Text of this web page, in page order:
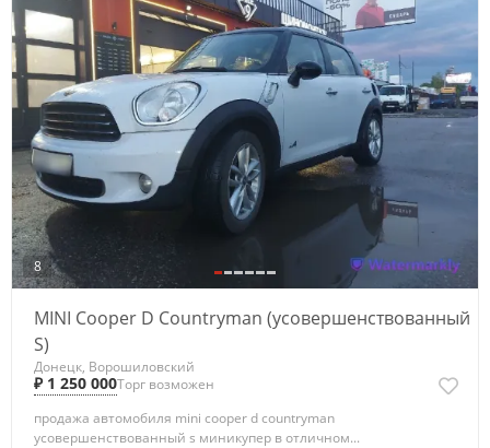
8
MINI Cooper D Countryman (усовершенствованный
S)
Донецк, Ворошиловский
₽ 1 250 000Торг возможен
продажа автомобиля mini cooper d countryman
усовершенствованный s миникупер в отличном...